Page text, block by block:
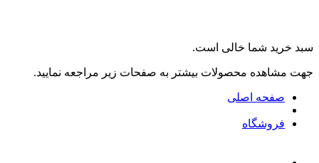
سبد خرید شما خالی است.
جهت مشاهده محصولات بیشتر به صفحات زیر مراجعه نمایید.
صفحه اصلی
فروشگاه